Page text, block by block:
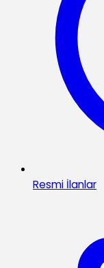
Resmi İlanlar